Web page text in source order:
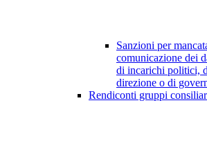
Sanzioni per
comunicazione dei
di incarichi politici,
direzione o di
Rendiconti gruppi